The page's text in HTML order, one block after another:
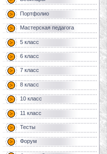
Портфолио
Мастерская педагога
5 класс
6 класс
7 класс
8 класс
10 класс
11 класс
Тесты
Форум